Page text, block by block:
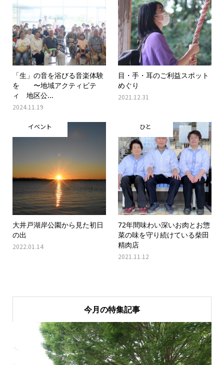
「生」の音を浴びる音楽体験
を 〜地域アクティビテ
ィ 地区公...
2024.11.19
目・手・耳のご利益スポット
めぐり
2021.12.31
イベント
大井戸湖岸公園から見た初日
の出
2022.01.14
ひと
72年間味わい深いお肉とお惣
菜の味を守り続けている柴田
精肉店
2021.11.12
今月の特集記事